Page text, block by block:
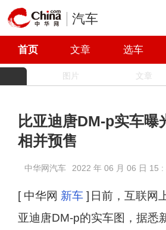
汽车
首页 文章 选车
图片 文章
比亚迪唐DM-p实车曝
相并预售
中华网汽车 2022 年 06 月 06 日 15 :
[ 中华网 新车] 日前，互联网
亚迪唐DM-p的实车图，据悉